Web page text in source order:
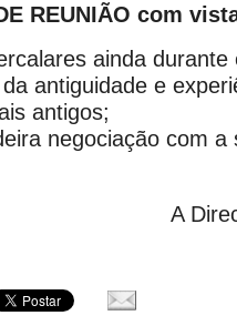
REUNIÃO com
ainda durante
antiguidade e
antigos;
negociação com a
A